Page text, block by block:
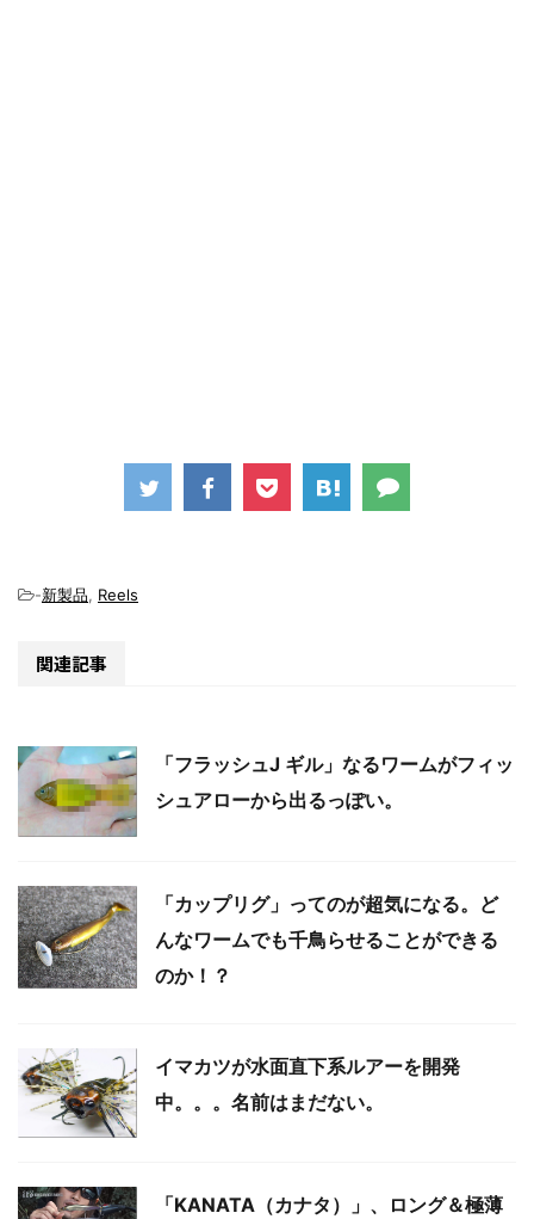
-新製品, Reels
関連記事
「フラッシュJ ギル」なるワームがフィッ
シュアローから出るっぽい。
「カップリグ」ってのが超気になる。ど
んなワームでも千鳥らせることができる
のか！？
イマカツが水面直下系ルアーを開発
中。。。名前はまだない。
「KANATA（カナタ）」、ロング＆極薄